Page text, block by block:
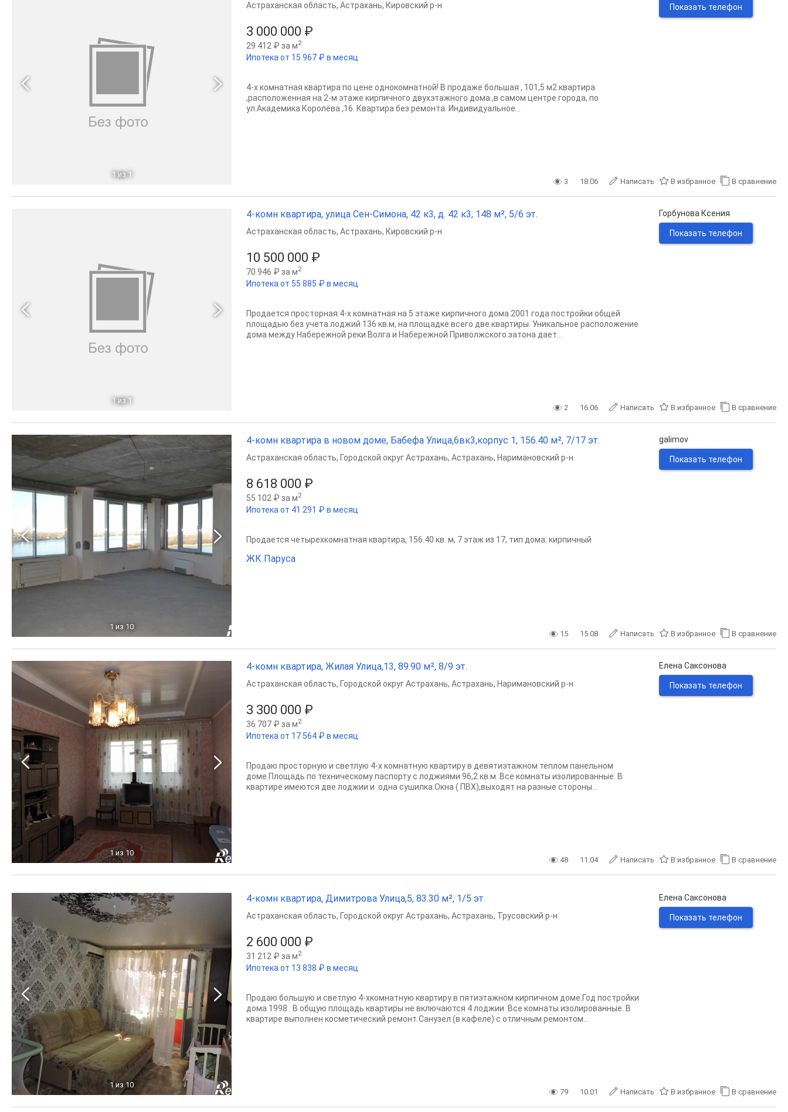
1 из 1
3 000 000 ₽
29 412 ₽ за м2
Ипотека от 15 967 ₽ в месяц
Астраханская область, Астрахань, Кировский р-н
4-х комнатная квартира по цене однокомнатной! В продаже большая , 101,5 м2 квартира
,расположенная на 2-м этаже кирпичного двухэтажного дома.,в самом центре города, по
ул.Академика Королёва ,16. Квартира без ремонта. Индивидуальное...
Показать телефон
3 18.06 Написать В избранное В сравнение
1 из 1
4-комн квартира, улица Сен-Симона, 42 к3, д. 42 к3, 148 м², 5/6 эт.
10 500 000 ₽
70 946 ₽ за м2
Ипотека от 55 885 ₽ в месяц
Астраханская область, Астрахань, Кировский р-н
Продается просторная 4-х комнатная на 5 этаже кирпичного дома 2001 года постройки общей
площадью без учета лоджий 136 кв.м, на площадке всего две квартиры. Уникальное расположение
дома между Набережной реки Волга и Набережной Приволжского затона дает...
Горбунова Ксения
Показать телефон
2 16.06 Написать В избранное В сравнение
1 из 10
4-комн квартира в новом доме, Бабефа Улица,6вк3,корпус 1, 156.40 м², 7/17 эт.
8 618 000 ₽
55 102 ₽ за м2
Ипотека от 41 291 ₽ в месяц
Астраханская область, Городской округ Астрахань, Астрахань, Наримановский р-н
Продается четырехкомнатная квартира, 156.40 кв. м, 7 этаж из 17, тип дома: кирпичный
ЖК Паруса
galimov
Показать телефон
15 15.08 Написать В избранное В сравнение
1 из 10
4-комн квартира, Жилая Улица,13, 89.90 м², 8/9 эт.
3 300 000 ₽
36 707 ₽ за м2
Ипотека от 17 564 ₽ в месяц
Астраханская область, Городской округ Астрахань, Астрахань, Наримановский р-н
Продаю просторную и светлую 4-х комнатную квартиру в девятиэтажном теплом панельном
доме.Площадь по техническому паспорту с лоджиями 96,2 кв.м. Все комнаты изолированные. В
квартире имеются две лоджии и одна сушилка.Окна ( ПВХ),выходят на разные стороны...
Елена Саксонова
Показать телефон
48 11.04 Написать В избранное В сравнение
1 из 10
4-комн квартира, Димитрова Улица,5, 83.30 м², 1/5 эт.
2 600 000 ₽
31 212 ₽ за м2
Ипотека от 13 838 ₽ в месяц
Астраханская область, Городской округ Астрахань, Астрахань, Трусовский р-н
Продаю большую и светлую 4-хкомнатную квартиру в пятиэтажном кирпичном доме.Год постройки
дома 1998 . В общую площадь квартиры не включаются 4 лоджии. Все комнаты изолированные. В
квартире выполнен косметический ремонт.Санузел (в кафеле) с отличным ремонтом...
Елена Саксонова
Показать телефон
79 10.01 Написать В избранное В сравнение